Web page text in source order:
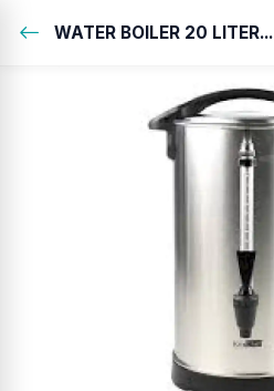
WATER BOILER 20 LITER...